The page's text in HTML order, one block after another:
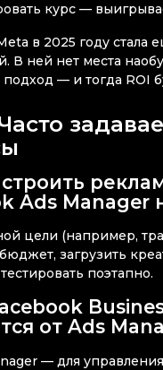
курс —
в 2025 году стала
В ней нет места
— и тогда ROI
Ads Manager
цели (например,
загрузить
поэтапно.
от Ads
— для